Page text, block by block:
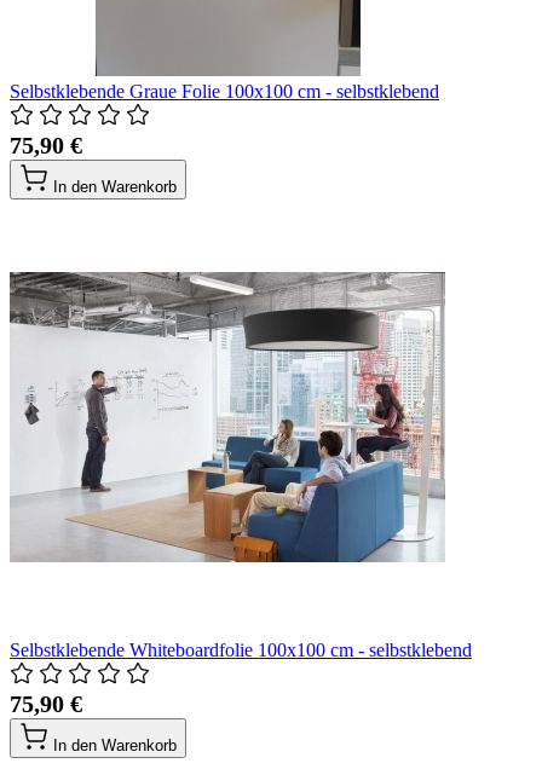
Selbstklebende Graue Folie 100x100 cm - selbstklebend
75,90 €
In den Warenkorb
Selbstklebende Whiteboardfolie 100x100 cm - selbstklebend
75,90 €
In den Warenkorb